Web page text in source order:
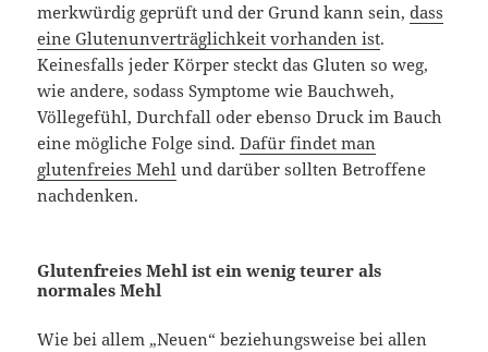
merkwürdig geprüft und der Grund kann sein,dass
eine Glutenunverträglichkeit vorhanden ist.
Keinesfalls jeder Körper steckt das Gluten so weg,
wie andere, sodass Symptome wie Bauchweh,
Völlegefühl, Durchfall oder ebenso Druck im Bauch
eine mögliche Folge sind.Dafür findet man
glutenfreies Mehl und darüber sollten Betroffene
nachdenken.
Glutenfreies Mehl ist ein wenig teurer als
normales Mehl
Wie bei allem „Neuen“ beziehungsweise bei allen